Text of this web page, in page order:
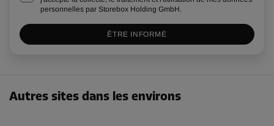
personnelles par Storebox Holding GmbH.
ÊTRE INFORMÉ
Autres sites dans les environs